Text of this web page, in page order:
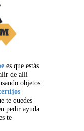
es que estás
de allí
objetos
te quedes
pedir ayuda
te